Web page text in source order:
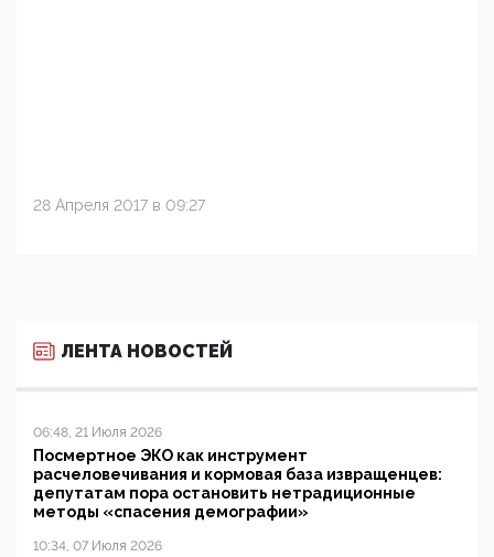
28 Апреля 2017 в 09:27
ЛЕНТА НОВОСТЕЙ
06:48, 21 Июля 2026
Посмертное ЭКО как инструмент
расчеловечивания и кормовая база извращенцев:
депутатам пора остановить нетрадиционные
методы «спасения демографии»
10:34, 07 Июля 2026